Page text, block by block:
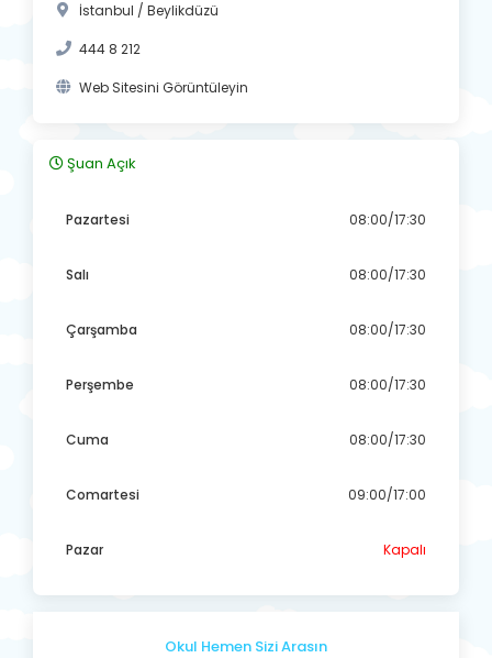
İstanbul / Beylikdüzü
444 8 212
Web Sitesini Görüntüleyin
Şuan Açık
Pazartesi 08:00/17:30
Salı 08:00/17:30
Çarşamba 08:00/17:30
Perşembe 08:00/17:30
Cuma 08:00/17:30
Comartesi 09:00/17:00
Pazar Kapalı
Okul Hemen Sizi Arasın